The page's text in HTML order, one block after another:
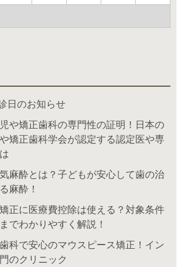
日のお知らせ
や矯正歯科の専門性の証明！日本の
矯正歯科学会が認定する認定医や専
麻酔とは？子どもが安心して歯の治
麻酔！
矯正に医療費控除は使える？対象条件
でわかりやすく解説！
科で安心のマウスピース矯正！イン
のクリニック